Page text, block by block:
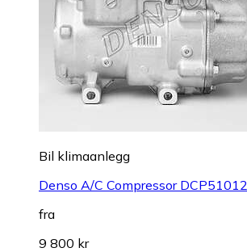
Bil klimaanlegg
Denso A/C Compressor DCP51012
fra
9 800 kr